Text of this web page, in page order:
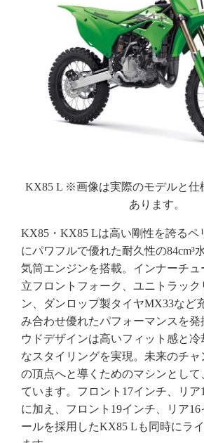
KX85 L ※画像は実際のモデルと仕
あります。
KX85・KX85 Lは高い剛性を誇るペ
にパワフルで優れた耐久性の84cm³
気筒エンジンを搭載。インナーチュ
立フロントフォーク、ユニトラック
ン、ダンロップ製タイヤMX33など
み合わせ優れたパフォーマンスを発
ウドデザインは高いフィット感と
なスタイリングを実現。未来のチャ
の頂点へと導くためのマシンとし
ています。フロント17インチ、リ
に加え、フロント19インチ、リア
ールを採用したKX85 Lも同時にラ